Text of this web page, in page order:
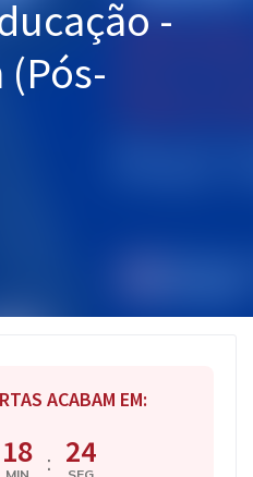
-
ACABAM EM:
18 : 23